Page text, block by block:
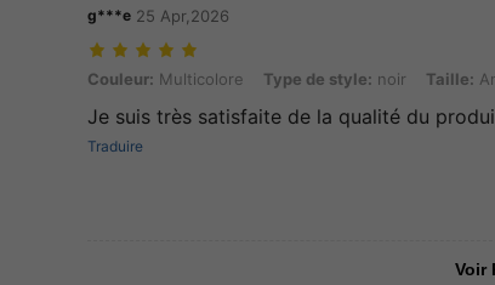
g***e 25 Apr,2026
Couleur: Multicolore, Type de style: noir, Taille: Anneau
Couleur: Multicolore Type de style: noir Taille:
Je suis très satisfaite de la qualité du
Traduire
Voir